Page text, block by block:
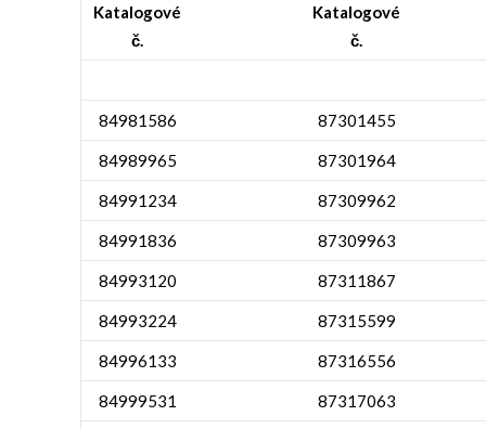
Katalogové
č.
Katalogové
č.
84981586 87301455
84989965 87301964
84991234 87309962
84991836 87309963
84993120 87311867
84993224 87315599
84996133 87316556
84999531 87317063